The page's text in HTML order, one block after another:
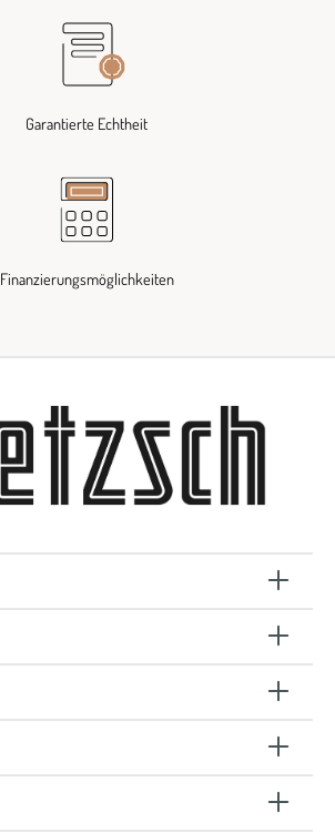
Garantierte Echtheit
Finanzierungsmöglichkeiten